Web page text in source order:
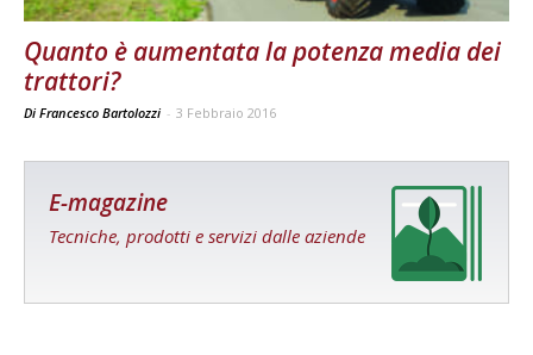
Quanto è aumentata la potenza media dei
trattori?
Di Francesco Bartolozzi - 3 Febbraio 2016
E-magazine
Tecniche, prodotti e servizi dalle aziende